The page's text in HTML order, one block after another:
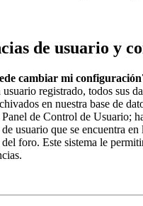
de usuario y
cambiar mi
usuario registrado, todos sus
en nuestra base de
de Control de Usuario;
usuario que se encuentra
del foro. Este sistema le